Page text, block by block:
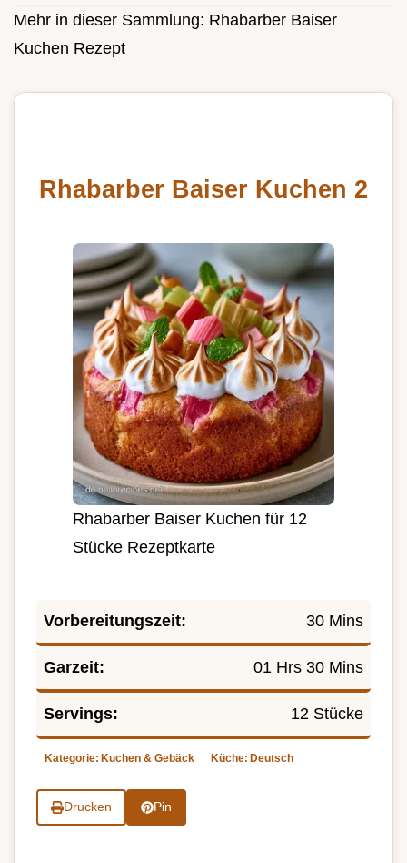
Mehr in dieser Sammlung: Rhabarber Baiser
Kuchen Rezept
Rhabarber Baiser Kuchen 2
Rhabarber Baiser Kuchen für 12
Stücke Rezeptkarte
Vorbereitungszeit: 30 Mins
Garzeit: 01 Hrs 30 Mins
Servings: 12 Stücke
Kategorie: Kuchen & Gebäck Küche: Deutsch
Drucken Pin